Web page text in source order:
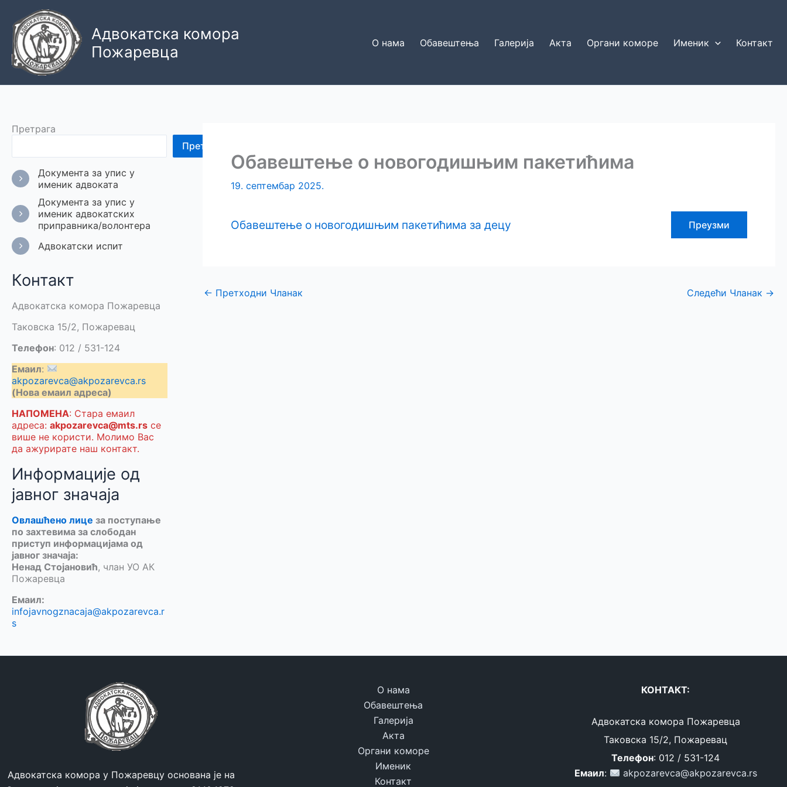
садржај
Адвокатска комора
Пожаревца
О нама Обавештења Галерија Акта Органи коморе Именик Контакт
Претрага
Претрага
Документа за упис у
именик адвоката
Документа за упис у
именик адвокатских
приправника/волонтера
Адвокатски испит
Контакт
Адвокатска комора Пожаревца
Таковска 15/2, Пожаревац
Телефон: 012 / 531-124
Емаил:
akpozarevca@akpozarevca.rs
(Нова емаил адреса)
НАПОМЕНА: Стара емаил
адреса: akpozarevca@mts.rs се
више не користи. Молимо Вас
да ажурирате наш контакт.
Информације од
јавног значаја
Овлашћено лице за поступање
по захтевима за слободан
приступ информацијама од
јавног значаја:
Ненад Стојановић, члан УО АК
Пожаревца
Емаил:
infojavnogznacaja@akpozarevca.r
s
Обавештење о новогодишњим пакетићима
19. септембар 2025.
Обавештење о новогодишњим пакетићима за децу Преузми
← Претходни Чланак Следећи Чланак →
Адвокатска комора у Пожаревцу основана је на
О нама
Обавештења
Галерија
Акта
Органи коморе
Именик
Контакт
КОНТАКТ:
Адвокатска комора Пожаревца
Таковска 15/2, Пожаревац
Телефон: 012 / 531-124
Емаил: akpozarevca@akpozarevca.rs